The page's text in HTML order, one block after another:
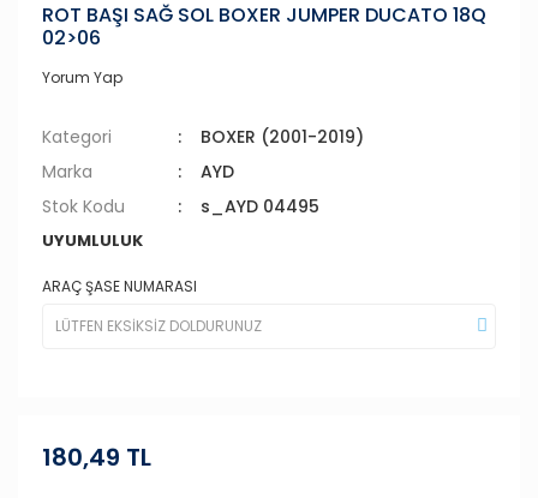
ROT BAŞI SAĞ SOL BOXER JUMPER DUCATO 18Q
02>06
Yorum Yap
Kategori
BOXER (2001-2019)
Marka
AYD
Stok Kodu
s_AYD 04495
UYUMLULUK
ARAÇ ŞASE NUMARASI
180,49 TL